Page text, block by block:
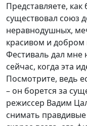
Представляете,
существовал союз
неравнодушных,
красивом и добром
Фестиваль дал мне
сейчас, когда эта
Посмотрите, ведь
– он борется за
режиссер Вадим
снимать